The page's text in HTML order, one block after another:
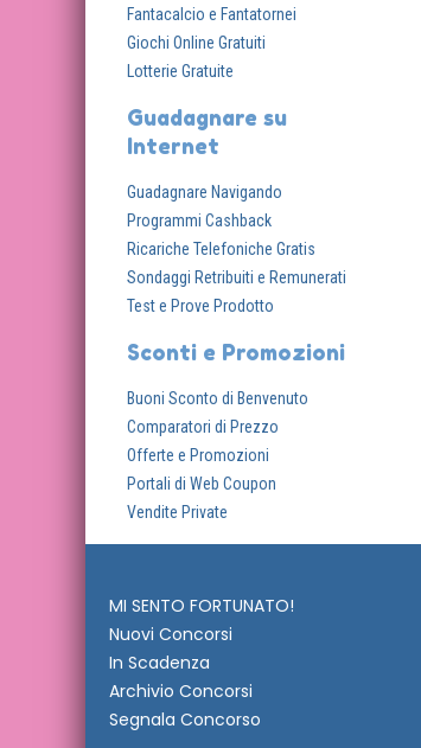
Fantacalcio e Fantatornei
Giochi Online Gratuiti
Lotterie Gratuite
Guadagnare su
Internet
Guadagnare Navigando
Programmi Cashback
Ricariche Telefoniche Gratis
Sondaggi Retribuiti e Remunerati
Test e Prove Prodotto
Sconti e Promozioni
Buoni Sconto di Benvenuto
Comparatori di Prezzo
Offerte e Promozioni
Portali di Web Coupon
Vendite Private
MI SENTO FORTUNATO!
Nuovi Concorsi
In Scadenza
Archivio Concorsi
Segnala Concorso